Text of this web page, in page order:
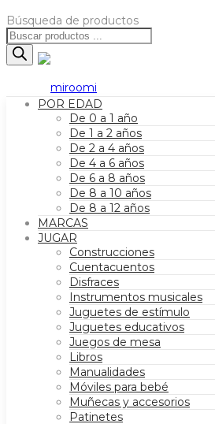
Búsqueda de productos
POR EDAD
De 0 a 1 año
De 1 a 2 años
De 2 a 4 años
De 4 a 6 años
De 6 a 8 años
De 8 a 10 años
De 8 a 12 años
MARCAS
JUGAR
Construcciones
Cuentacuentos
Disfraces
Instrumentos musicales
Juguetes de estímulo
Juguetes educativos
Juegos de mesa
Libros
Manualidades
Móviles para bebé
Muñecas y accesorios
Patinetes